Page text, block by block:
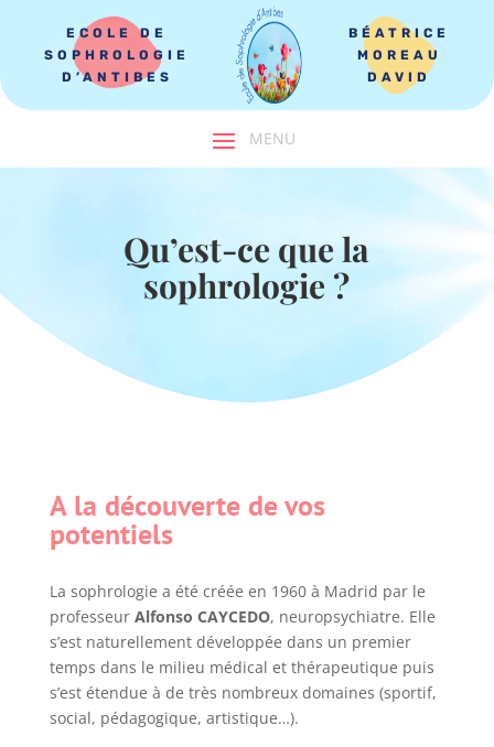
ECOLE DE
SOPHROLOGIE
D’ANTIBES
BÉATRICE
MOREAU
DAVID
Qu’est-ce que la
sophrologie ?
A la découverte de vos
potentiels
La sophrologie a été créée en 1960 à Madrid par le
professeur Alfonso CAYCEDO, neuropsychiatre. Elle
s’est naturellement développée dans un premier
temps dans le milieu médical et thérapeutique puis
s’est étendue à de très nombreux domaines (sportif,
social, pédagogique, artistique…).